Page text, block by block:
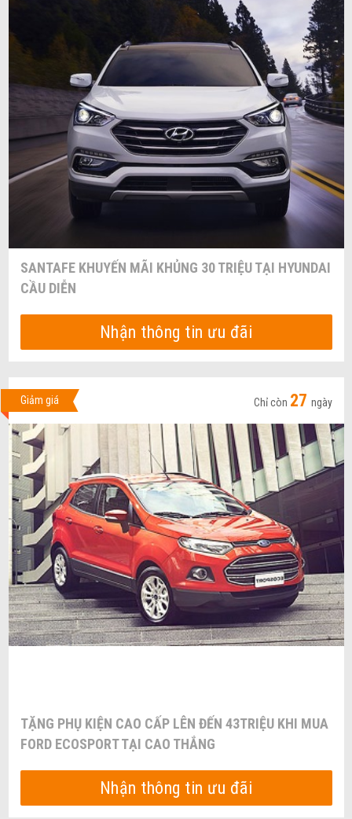
SANTAFE KHUYẾN MÃI KHỦNG 30 TRIỆU TẠI HYUNDAI
CẦU DIỄN
Nhận thông tin ưu đãi
Giảm giá Chỉ còn 27 ngày
TẶNG PHỤ KIỆN CAO CẤP LÊN ĐẾN 43TRIỆU KHI MUA
FORD ECOSPORT TẠI CAO THẮNG
Nhận thông tin ưu đãi